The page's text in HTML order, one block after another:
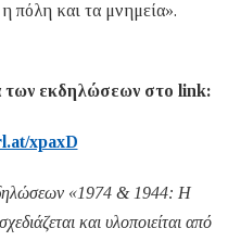
πόλη και τα μνημεία».
των εκδηλώσεων στο link:
xpaxD
«1974 & 1944: Η
και υλοποιείται από